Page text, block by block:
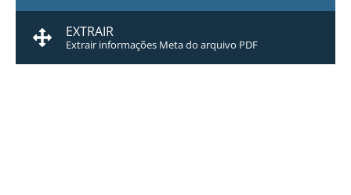
EXTRAIR
Extrair informações Meta do arquivo PDF